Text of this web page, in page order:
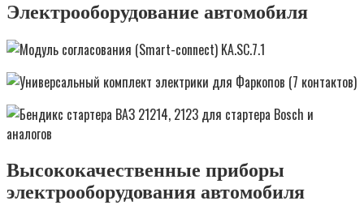
Электрооборудование автомобиля
Высококачественные приборы
электрооборудования автомобиля